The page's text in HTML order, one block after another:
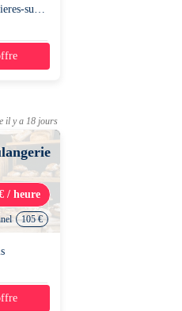
il y a 18 jours
/ heure
105 €